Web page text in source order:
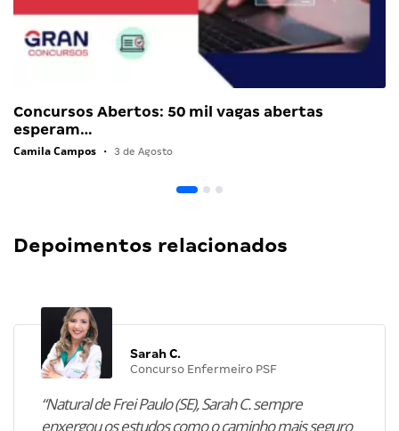
Concursos Abertos: 50 mil vagas abertas
esperam…
Camila Campos • 3 de Agosto
Depoimentos relacionados
Sarah C.
Concurso Enfermeiro PSF
“Natural de Frei Paulo (SE), Sarah C. sempre
enxergou os estudos como o caminho mais seguro